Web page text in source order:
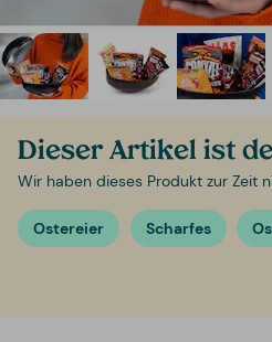
Dieser Artikel ist
Wir haben dieses Produkt zur Zeit
Ostereier Scharfes